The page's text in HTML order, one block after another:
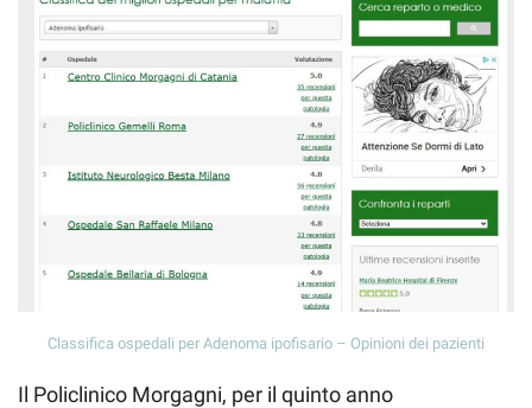
Classifica ospedali per Adenoma ipofisario – Opinioni dei pazienti
Il Policlinico Morgagni, per il quinto anno